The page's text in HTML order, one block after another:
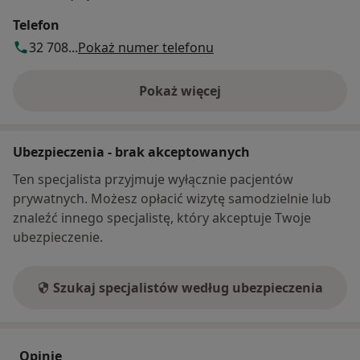
Telefon
32 708...Pokaż numer telefonu
Pokaż więcej
o adresie
Ubezpieczenia - brak akceptowanych
Ten specjalista przyjmuje wyłącznie pacjentów
prywatnych. Możesz opłacić wizytę samodzielnie lub
znaleźć innego specjalistę, który akceptuje Twoje
ubezpieczenie.
Szukaj specjalistów według ubezpieczenia
Opinie